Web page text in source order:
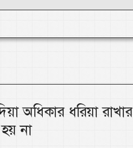
অধিকার ধরিয়া রাখার
না